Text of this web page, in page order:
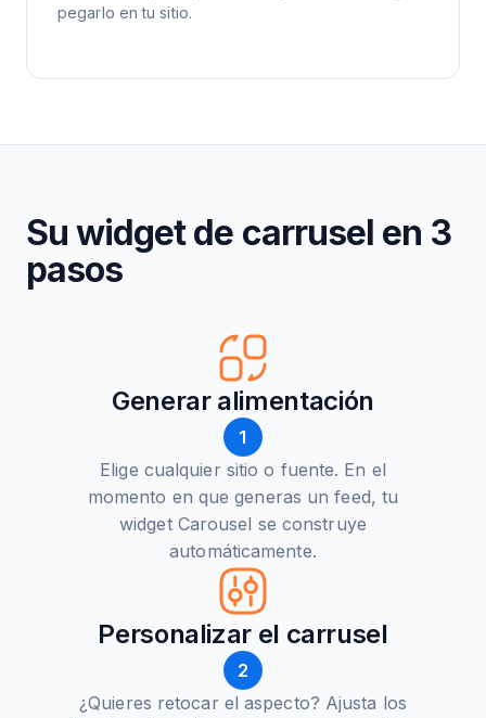
pegarlo en tu sitio.
Su widget de carrusel en 3
pasos
Generar alimentación
1
Elige cualquier sitio o fuente. En el
momento en que generas un feed, tu
widget Carousel se construye
automáticamente.
Personalizar el carrusel
2
¿Quieres retocar el aspecto? Ajusta los